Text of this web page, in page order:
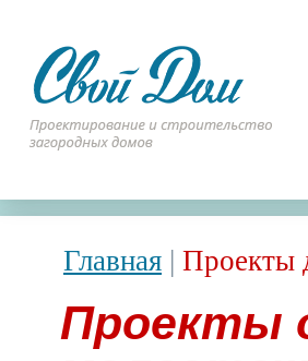
Главная | Проекты
Проекты